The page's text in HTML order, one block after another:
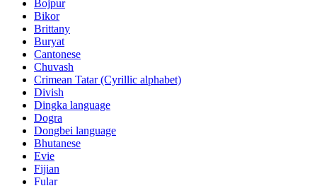
Bojpur
Bikor
Brittany
Buryat
Cantonese
Chuvash
Crimean Tatar (Cyrillic alphabet)
Divish
Dingka language
Dogra
Dongbei language
Bhutanese
Evie
Fijian
Fular